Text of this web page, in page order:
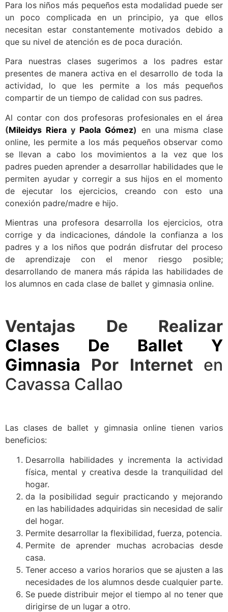
Para los niños más pequeños esta modalidad puede ser
un poco complicada en un principio, ya que ellos
necesitan estar constantemente motivados debido a
que su nivel de atención es de poca duración.
Para nuestras clases sugerimos a los padres estar
presentes de manera activa en el desarrollo de toda la
actividad, lo que les permite a los más pequeños
compartir de un tiempo de calidad con sus padres.
Al contar con dos profesoras profesionales en el área
(Mileidys Riera y Paola Gómez) en una misma clase
online, les permite a los más pequeños observar como
se llevan a cabo los movimientos a la vez que los
padres pueden aprender a desarrollar habilidades que le
permiten ayudar y corregir a sus hijos en el momento
de ejecutar los ejercicios, creando con esto una
conexión padre/madre e hijo.
Mientras una profesora desarrolla los ejercicios, otra
corrige y da indicaciones, dándole la confianza a los
padres y a los niños que podrán disfrutar del proceso
de aprendizaje con el menor riesgo posible;
desarrollando de manera más rápida las habilidades de
los alumnos en cada clase de ballet y gimnasia online.
Ventajas De Realizar
Clases De Ballet Y
Gimnasia Por Internet en
Cavassa Callao
Las clases de ballet y gimnasia online tienen varios
beneficios:
Desarrolla habilidades y incrementa la actividad
física, mental y creativa desde la tranquilidad del
hogar.
da la posibilidad seguir practicando y mejorando
en las habilidades adquiridas sin necesidad de salir
del hogar.
Permite desarrollar la flexibilidad, fuerza, potencia.
Permite de aprender muchas acrobacias desde
casa.
Tener acceso a varios horarios que se ajusten a las
necesidades de los alumnos desde cualquier parte.
Se puede distribuir mejor el tiempo al no tener que
dirigirse de un lugar a otro.